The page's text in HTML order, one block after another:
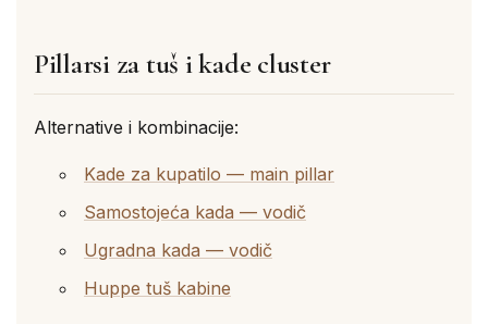
Pillarsi za tuš i kade cluster
Alternative i kombinacije:
Kade za kupatilo — main pillar
Samostojeća kada — vodič
Ugradna kada — vodič
Huppe tuš kabine